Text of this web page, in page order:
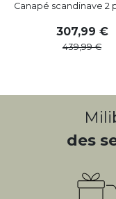
Canapé scandinave 2
307,99
439,99
des